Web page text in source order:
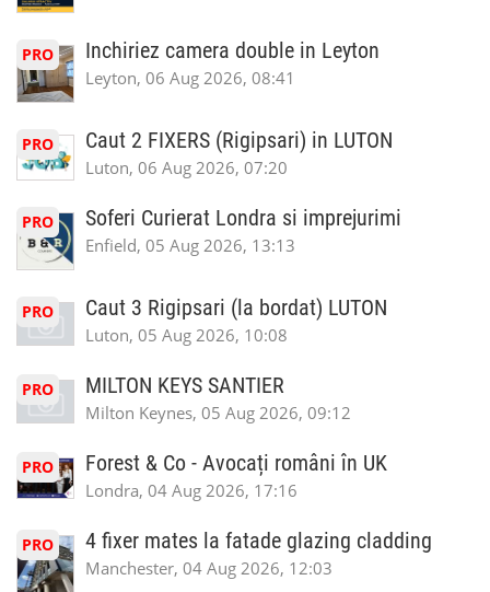
PRO Inchiriez camera double in Leyton
Leyton, 06 Aug 2026, 08:41
PRO Caut 2 FIXERS (Rigipsari) in LUTON
Luton, 06 Aug 2026, 07:20
PRO Soferi Curierat Londra si imprejurimi
Enfield, 05 Aug 2026, 13:13
PRO Caut 3 Rigipsari (la bordat) LUTON
Luton, 05 Aug 2026, 10:08
PRO MILTON KEYS SANTIER
Milton Keynes, 05 Aug 2026, 09:12
PRO Forest & Co - Avocați români în UK
Londra, 04 Aug 2026, 17:16
PRO 4 fixer mates la fatade glazing cladding
Manchester, 04 Aug 2026, 12:03